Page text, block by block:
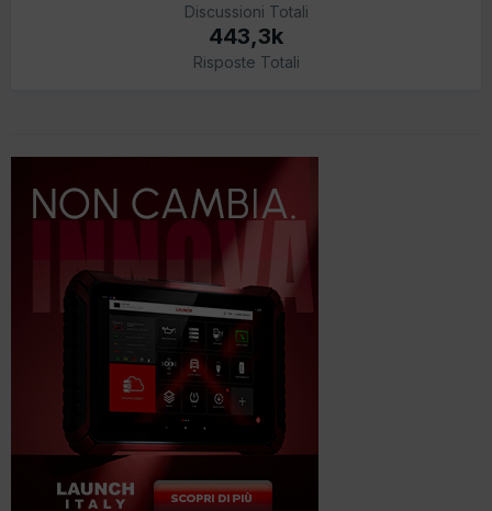
Discussioni Totali
443,3k
Risposte Totali